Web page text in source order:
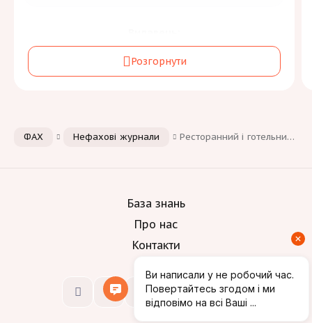
Державна науково-технічна бібліотека
України
2 на рік
Культура, мистецтво та гуманітарні науки
Мови:
Вимоги до автора
Розгорнути
ФАХ Нефахові журнали Ресторанний і готельний консалтинг. Інновації
База знань
Про нас
Контакти